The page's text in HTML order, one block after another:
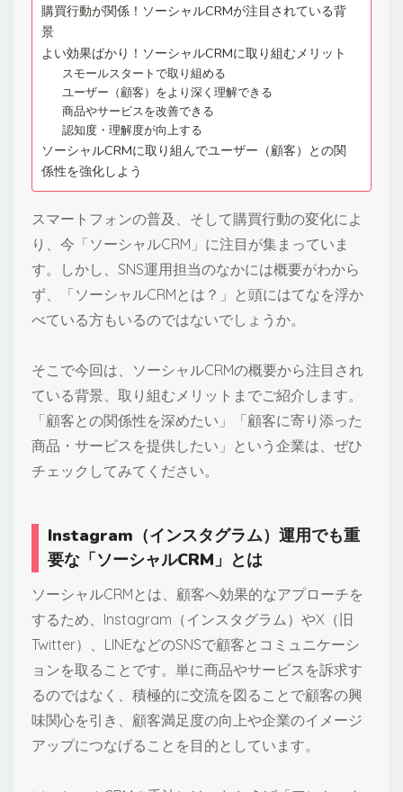
購買行動が関係！ソーシャルCRMが注目されている背
景
よい効果ばかり！ソーシャルCRMに取り組むメリット
スモールスタートで取り組める
ユーザー（顧客）をより深く理解できる
商品やサービスを改善できる
認知度・理解度が向上する
ソーシャルCRMに取り組んでユーザー（顧客）との関
係性を強化しよう
スマートフォンの普及、そして購買行動の変化によ
り、今「ソーシャルCRM」に注目が集まっていま
す。しかし、SNS運用担当のなかには概要がわから
ず、「ソーシャルCRMとは？」と頭にはてなを浮か
べている方もいるのではないでしょうか。
そこで今回は、ソーシャルCRMの概要から注目され
ている背景、取り組むメリットまでご紹介します。
「顧客との関係性を深めたい」「顧客に寄り添った
商品・サービスを提供したい」という企業は、ぜひ
チェックしてみてください。
Instagram（インスタグラム）運用でも重
要な「ソーシャルCRM」とは
ソーシャルCRMとは、顧客へ効果的なアプローチを
するため、Instagram（インスタグラム）やX（旧
Twitter）、LINEなどのSNSで顧客とコミュニケーシ
ョンを取ることです。単に商品やサービスを訴求す
るのではなく、積極的に交流を図ることで顧客の興
味関心を引き、顧客満足度の向上や企業のイメージ
アップにつなげることを目的としています。